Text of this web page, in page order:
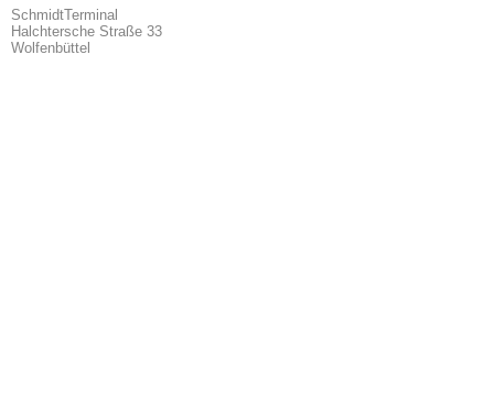
SchmidtTerminal
Halchtersche Straße 33
Wolfenbüttel